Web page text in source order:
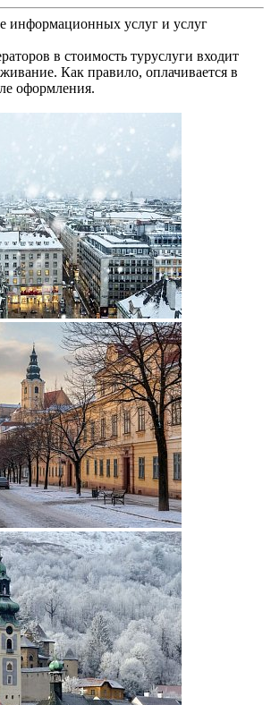
информационных услуг и услуг
в стоимость туруслуги входит
Как правило, оплачивается в
оформления.